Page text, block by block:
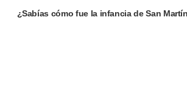
¿Sabías cómo fue la infancia de San